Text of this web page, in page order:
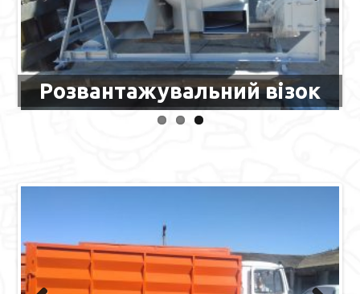
Previous Next
Розвантажувальний візок